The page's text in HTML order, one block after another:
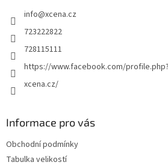
info@xcena.cz
723222822
728115111
https://www.facebook.com/
xcena.cz/
Informace pro vás
Obchodní podmínky
Tabulka velikostí